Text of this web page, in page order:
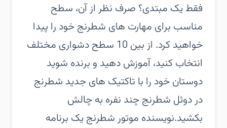
فقط یک مبتدی؟ صرف نظر از آن، سطح
مناسب برای مهارت های شطرنج خود را پیدا
خواهید کرد. از بین 10 سطح دشواری مختلف
انتخاب کنید، آموزش دهید و برنده شوید
دوستان خود را با تاکتیک های جدید شطرنج
در دوئل شطرنج چند نفره به چالش
بکشید.‏نویسنده موتور شطرنج یک برنامه